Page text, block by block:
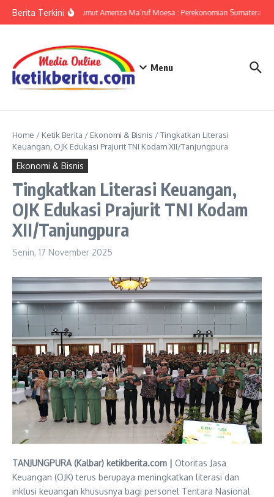
Berita TerkiniKPwBI Sumut Ameriza Ma’ruf Moesa : Perekonomian Sumatera
Menu
Home / Ketik Berita / Ekonomi & Bisnis /Tingkatkan Literasi
Keuangan, OJK Edukasi Prajurit TNI Kodam XII/Tanjungpura
Ekonomi & Bisnis
Tingkatkan Literasi Keuangan,
OJK Edukasi Prajurit TNI Kodam
XII/Tanjungpura
Senin, 17 November 2025
TANJUNGPURA (Kalbar) ketikberita.com | Otoritas Jasa
Keuangan (OJK) terus berupaya meningkatkan literasi dan
inklusi keuangan khususnya bagi personel Tentara Nasional